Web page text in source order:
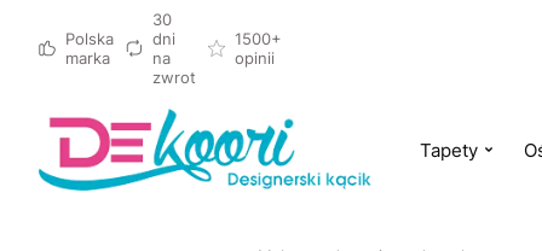
Polska
marka
30
dni
na
zwrot
1500+
opinii
Tapety